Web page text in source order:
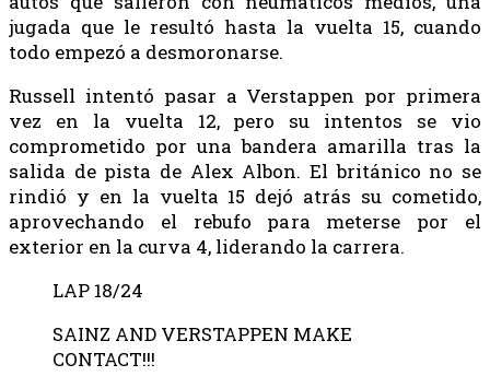
jugada que le resultó hasta la vuelta 15, cuando
todo empezó a desmoronarse.
Russell intentó pasar a Verstappen por primera
vez en la vuelta 12, pero su intentos se vio
comprometido por una bandera amarilla tras la
salida de pista de Alex Albon. El británico no se
rindió y en la vuelta 15 dejó atrás su cometido,
aprovechando el rebufo para meterse por el
exterior en la curva 4, liderando la carrera.
LAP 18/24
SAINZ AND VERSTAPPEN MAKE
CONTACT!!!